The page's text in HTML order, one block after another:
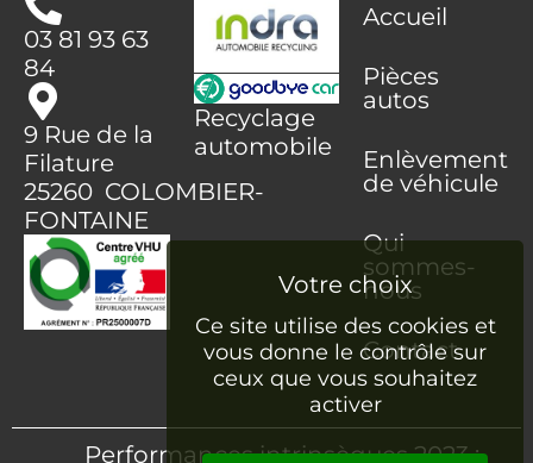
03 81 93 63
84
9 Rue de la
Filature
25260 COLOMBIER-
FONTAINE
Recyclage
automobile
Accueil
Pièces
autos
Enlèvement
de véhicule
Qui
sommes-
nous
Contact
Performances intrinsèques 2023 :
Ce site utilise des cookies et
vous donne le contrôle sur
ceux que vous souhaitez
activer